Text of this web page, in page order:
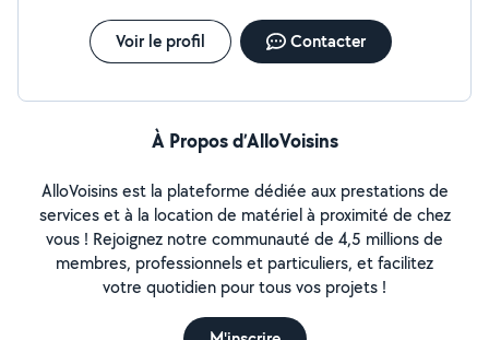
Voir le profil Contacter
À Propos d’AlloVoisins
AlloVoisins est la plateforme dédiée aux prestations de
services et à la location de matériel à proximité de chez
vous ! Rejoignez notre communauté de 4,5 millions de
membres, professionnels et particuliers, et facilitez
votre quotidien pour tous vos projets !